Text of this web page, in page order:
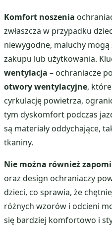
Komfort noszenia
zwłaszcza w przypadku
niewygodne, maluchy mogą
zakupu lub użytkowania.
wentylacja – ochraniacze
otwory wentylacyjne,
cyrkulację powietrza,
tym dyskomfort podczas
są materiały oddychające,
tkaniny.
Nie można również
oraz design ochraniaczy
dzieci, co sprawia, że
różnych wzorów i odcieni
się bardziej komfortowo i